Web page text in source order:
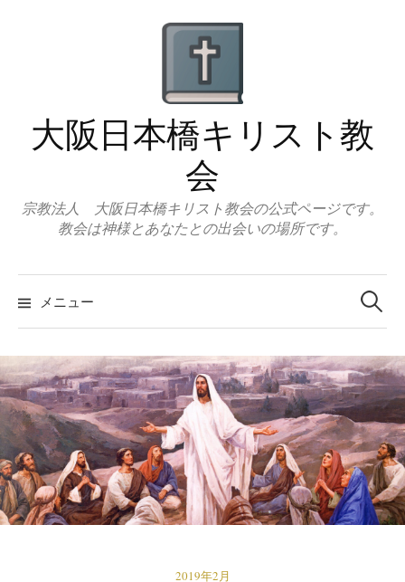
ッ
大阪日本橋キリスト教
会
宗教法人 大阪日本橋キリスト教会の公式ページです。
教会は神様とあなたとの出会いの場所です。
メニュー
検
索:
2019年2月